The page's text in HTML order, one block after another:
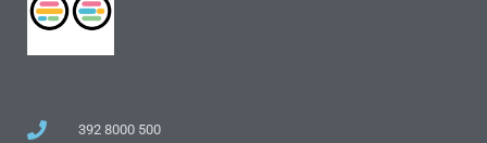
392 8000 500